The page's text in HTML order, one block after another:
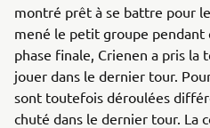
montré prêt à se battre pour
mené le petit groupe pendant
phase finale, Crienen a pris
jouer dans le dernier tour.
sont toutefois déroulées
chuté dans le dernier tour. La